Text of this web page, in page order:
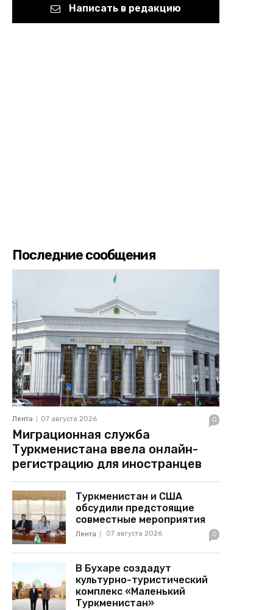
Написать в редакцию
Последние сообщения
Лента 07 августа 2026 0
Миграционная служба
Туркменистана ввела онлайн-
регистрацию для иностранцев
Туркменистан и США
обсудили предстоящие
совместные мероприятия
Лента 07 августа 2026 0
В Бухаре создадут
культурно-туристический
комплекс «Маленький
Туркменистан»